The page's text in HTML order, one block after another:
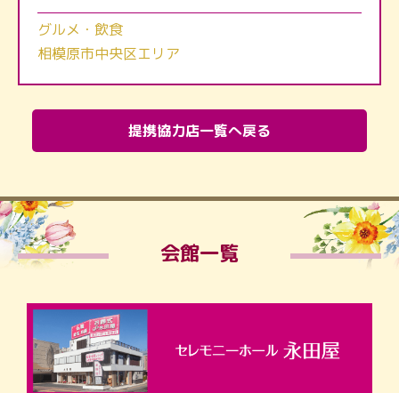
グルメ・飲食
相模原市中央区エリア
提携協力店一覧へ戻る
会館一覧